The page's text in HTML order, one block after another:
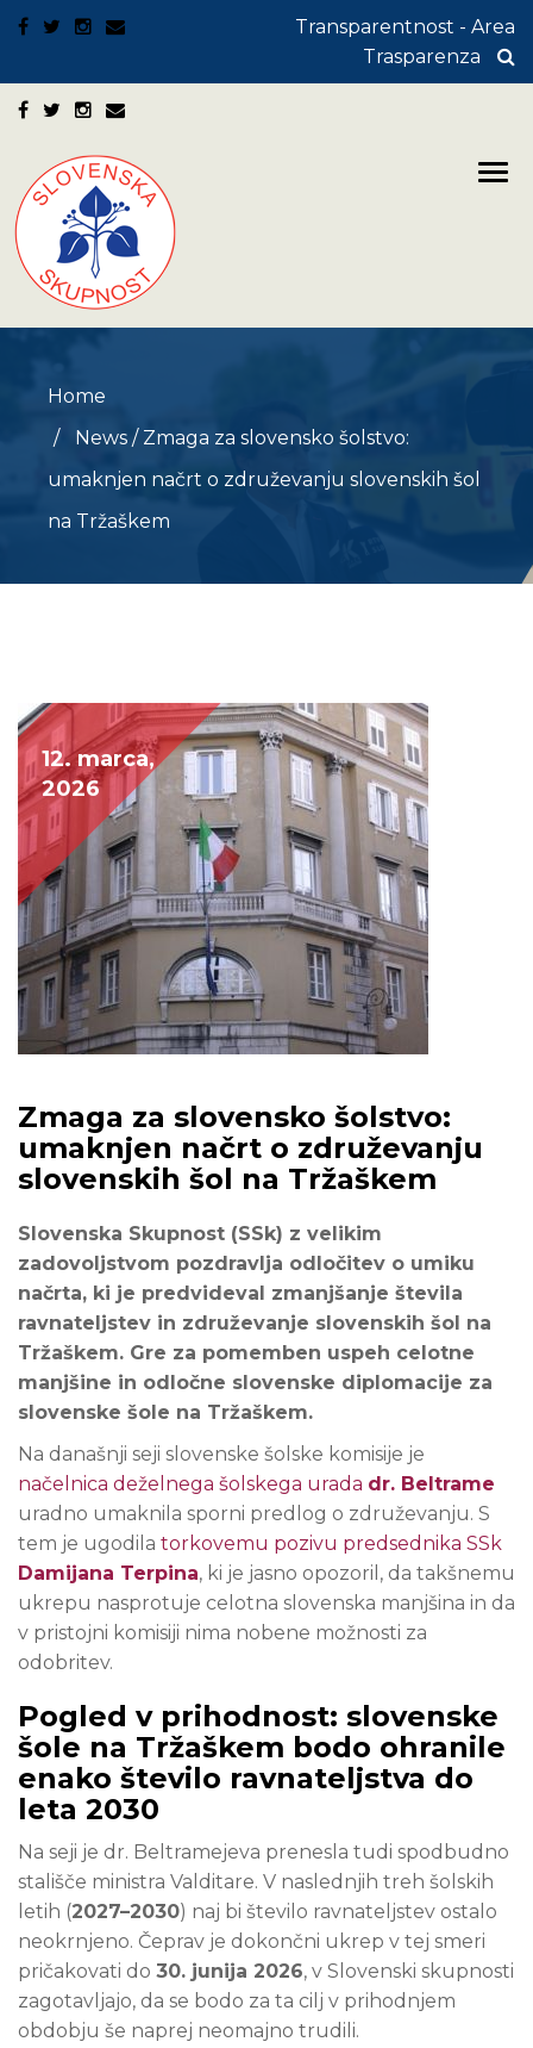
Transparentnost - Area
Trasparenza
Home
News /Zmaga za slovensko šolstvo:
umaknjen načrt o združevanju slovenskih šol
na Tržaškem
12. marca,
2026
Zmaga za slovensko šolstvo:
umaknjen načrt o združevanju
slovenskih šol na Tržaškem
Slovenska Skupnost (SSk) z velikim
zadovoljstvom pozdravlja odločitev o umiku
načrta, ki je predvideval zmanjšanje števila
ravnateljstev in združevanje slovenskih šol na
Tržaškem. Gre za pomemben uspeh celotne
manjšine in odločne slovenske diplomacije za
slovenske šole na Tržaškem.
Na današnji seji slovenske šolske komisije je
načelnica deželnega šolskega urada dr. Beltrame
uradno umaknila sporni predlog o združevanju. S
tem je ugodila torkovemu pozivu predsednika SSk
Damijana Terpina, ki je jasno opozoril, da takšnemu
ukrepu nasprotuje celotna slovenska manjšina in da
v pristojni komisiji nima nobene možnosti za
odobritev.
Pogled v prihodnost: slovenske
šole na Tržaškem bodo ohranile
enako število ravnateljstva do
leta 2030
Na seji je dr. Beltramejeva prenesla tudi spodbudno
stališče ministra Valditare. V naslednjih treh šolskih
letih (2027–2030) naj bi število ravnateljstev ostalo
neokrnjeno. Čeprav je dokončni ukrep v tej smeri
pričakovati do 30. junija 2026, v Slovenski skupnosti
zagotavljajo, da se bodo za ta cilj v prihodnjem
obdobju še naprej neomajno trudili.